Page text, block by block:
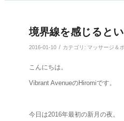
境界線を感じると
2016-01-10 / カテゴリ: マッサージ＆
こんにちは。
Vibrant AvenueのHiromiです。
今日は2016年最初の新月の夜。